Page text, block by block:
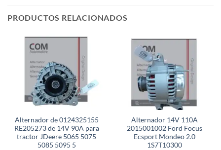
PRODUCTOS RELACIONADOS
Alternador de 0124325155
RE205273 de 14V 90A para
tractor JDeere 5065 5075
5085 5095 5
Alternador 14V 110A
2015001002 Ford Focus
Ecsport Mondeo 2.0
1S7T10300